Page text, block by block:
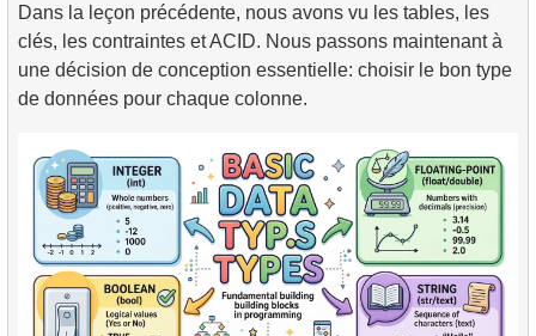
Dans la leçon précédente, nous avons vu les tables, les
clés, les contraintes et ACID. Nous passons maintenant à
une décision de conception essentielle: choisir le bon type
de données pour chaque colonne.